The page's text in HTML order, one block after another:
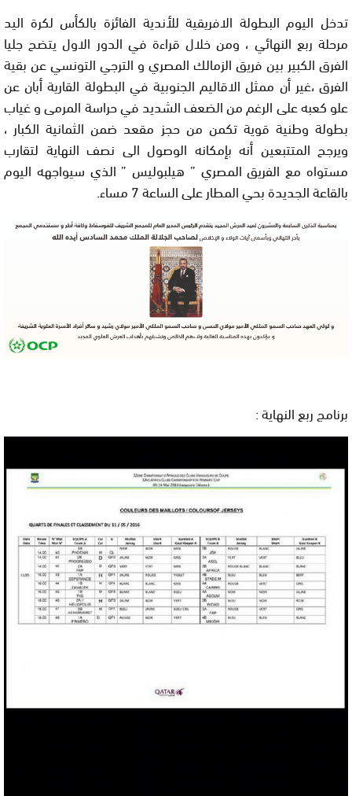
تدخل اليوم البطولة الافريقية للأندية الفائزة بالكأس لكرة اليد
مرحلة ربع النهائي ، ومن خلال قراءة في الدور الاول يتضح جليا
الفرق الكبير بين فريق الزمالك المصري و الترجي التونسي عن بقية
الفرق ،غير أن ممثل الاقاليم الجنوبية في البطولة القارية أبان عن
علو كعبه على الرغم من الضعف الشديد في حراسة المرمى و غياب
بطولة وطنية قوية تكمن من حجز مقعد ضمن الثمانية الكبار ،
ويرجح المتتبعين أنه بإمكانه الوصول الى نصف النهاية لتقارب
مستواه مع الفريق المصري ” هيلبوليس ” الذي سيواجهه اليوم
بالقاعة الجديدة بحي المطار على الساعة 7 مساء.
برنامج ربع النهاية :